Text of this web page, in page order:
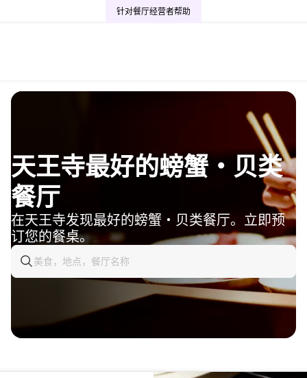
针对餐厅经营者帮助
天王寺最好的螃蟹・贝类
餐厅
在天王寺发现最好的螃蟹・贝类餐厅。立即预
订您的餐桌。